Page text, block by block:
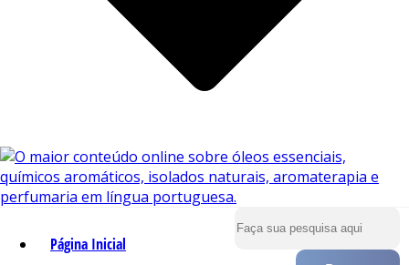
Página Inicial